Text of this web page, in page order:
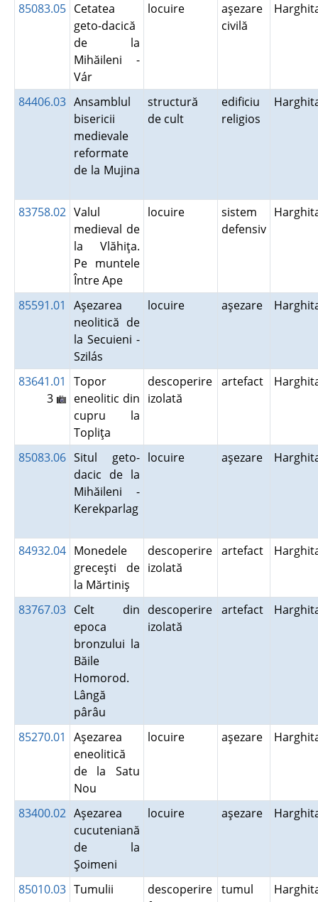
85083.05 Cetatea
geto-dacică
de la
Mihăileni -
Vár
locuire
aşezare
civilă
84406.03 Ansamblul
bisericii
medievale
reformate
de la Mujina
structură
de cult
edificiu
religios
83758.02 Valul
medieval de
la Vlăhiţa.
Pe muntele
Între Ape
locuire
sistem
defensiv
85591.01
Aşezarea
neolitică de
la Secuieni -
Szilás
locuire aşezare
83641.01
3
Topor
eneolitic din
cupru la
Topliţa
descoperire
izolată
artefact
85083.06 Situl geto-
dacic de la
Mihăileni -
Kerekparlag
locuire aşezare
84932.04 Monedele
greceşti de
la Mărtiniş
descoperire
izolată
artefact
83767.03 Celt din
epoca
bronzului la
Băile
Homorod.
Lângă
pârâu
descoperire
izolată
artefact
85270.01
Aşezarea
eneolitică
de la Satu
Nou
locuire aşezare
83400.02 Aşezarea
cucuteniană
de la
Şoimeni
locuire aşezare
85010.03 Tumulii
descoperire tumul